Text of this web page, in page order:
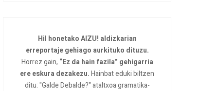
Hil honetako AIZU! aldizkarian
erreportaje gehiago aurkituko dituzu.
Horrez gain, “Ez da hain fazila” gehigarria
ere eskura dezakezu.Hainbat eduki biltzen
ditu: "Galde Debalde?" ataltxoa gramatika-